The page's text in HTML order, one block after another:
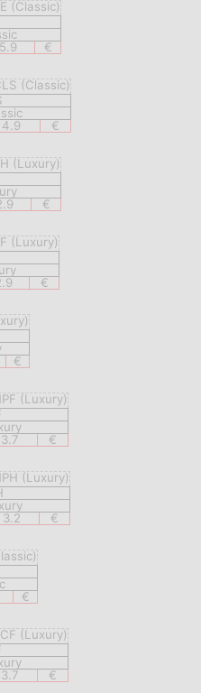
€
4.9 €
€
€
€
3.7 €
3.2 €
€
3.7 €